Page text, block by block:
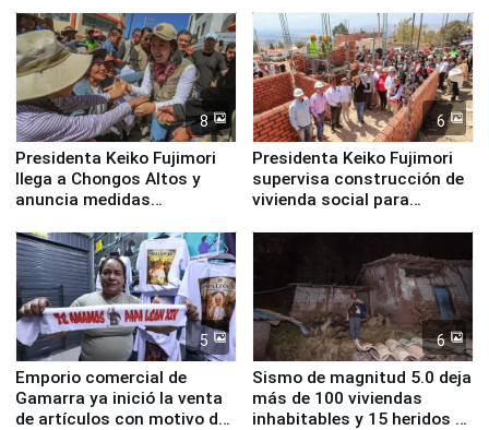
8
Presidenta Keiko Fujimori
llega a Chongos Altos y
anuncia medidas
educación, salud y empleo
6
Presidenta Keiko Fujimori
supervisa construcción de
vivienda social para
5
Emporio comercial de
Gamarra ya inició la venta
de artículos con motivo de
6
Sismo de magnitud 5.0 deja
más de 100 viviendas
inhabitables y 15 heridos en